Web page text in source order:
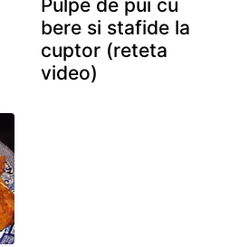
Pulpe de pui cu
bere si stafide la
cuptor (reteta
video)